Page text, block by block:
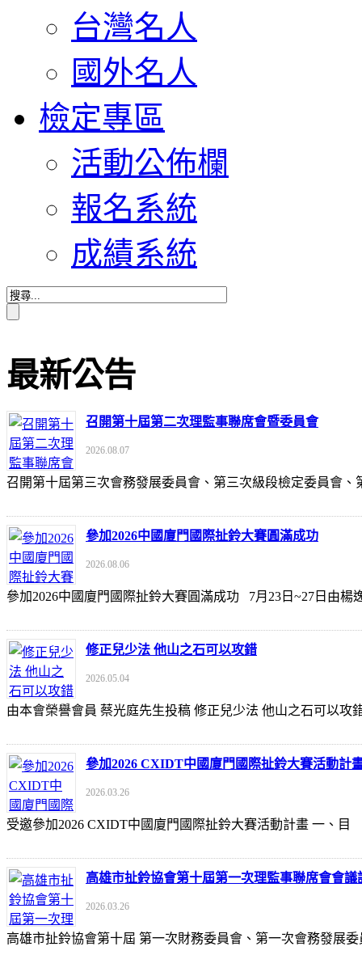
台灣名人
國外名人
檢定專區
活動公佈欄
報名系統
成績系統
最新公告
召開第十屆第二次理監事聯席會暨委員會
2026.08.07
召開第十屆第三次會務發展委員會、第三次級段檢定委員
參加2026中國廈門國際扯鈴大賽圓滿成功
2026.08.06
參加2026中國廈門國際扯鈴大賽圓滿成功 7月23日~27日由
修正兒少法 他山之石可以攻錯
2026.05.04
由本會榮譽會員 蔡光庭先生投稿 修正兒少法 他山之石可以攻
參加2026 CXIDT中國廈門國際扯鈴大賽活動計
2026.03.26
受邀參加2026 CXIDT中國廈門國際扯鈴大賽活動計畫 一、
高雄市扯鈴協會第十屆第一次理監事聯席會會議
2026.03.26
高雄市扯鈴協會第十屆 第一次財務委員會、第一次會務發展